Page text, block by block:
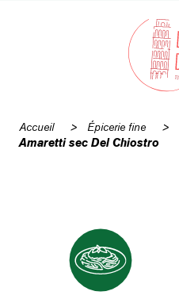
Accueil > Épicerie fine >
Amaretti sec Del Chiostro